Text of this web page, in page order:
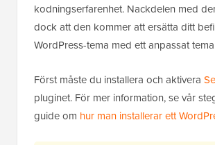
kodningserfarenhet. Nackdelen med
dock att den kommer att ersätta ditt
WordPress-tema med ett anpassat
Först måste du installera och aktivera
pluginet. För mer information, se vår
guide om hur man installerar ett